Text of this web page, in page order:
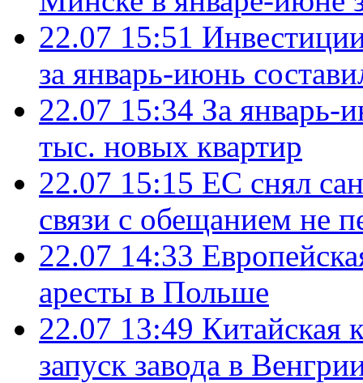
22.07 15:51
за январь-июнь
22.07 15:34 За январь-
тыс. новых квартир
22.07 15:15 ЕС снял
связи с обещанием не
22.07 14:33
аресты в Польше
22.07 13:49 Китайская
запуск завода в